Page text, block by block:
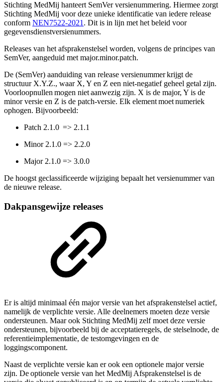
Stichting MedMij hanteert SemVer versienummering. Hiermee zorgt
Stichting MedMij voor deze unieke identificatie van iedere release
conform NEN7522-2021 . Dit is in lijn met het beleid voor
gegevensdienstversienummers.
Releases van het afsprakenstelsel worden, volgens de principes van
SemVer, aangeduid met major.minor.patch.
De (SemVer) aanduiding van release versienummer krijgt de
structuur X.Y.Z., waar X, Y en Z een niet-negatief geheel getal zijn.
Voorloopnullen mogen niet aanwezig zijn. X is de major, Y is de
minor versie en Z is de patch-versie. Elk element moet numeriek
ophogen. Bijvoorbeeld:
Patch 2.1.0 => 2.1.1
Minor 2.1.0 => 2.2.0
Major 2.1.0 => 3.0.0
De hoogst geclassificeerde wijziging bepaalt het versienummer van
de nieuwe release.
Dakpansgewijze releases
Er is altijd minimaal één major versie van het afsprakenstelsel actief,
namelijk de verplichte versie. Alle deelnemers moeten deze versie
ondersteunen. Maar ook Stichting MedMij zelf moet deze versie
ondersteunen, bijvoorbeeld bij de acceptatieregels, de stelselnode, de
referentieimplementatie, de testomgevingen en de
loggingscomponent.
Naast de verplichte versie kan er ook een optionele major versie
zijn. De optionele versie van het MedMij Afsprakenstelsel is de